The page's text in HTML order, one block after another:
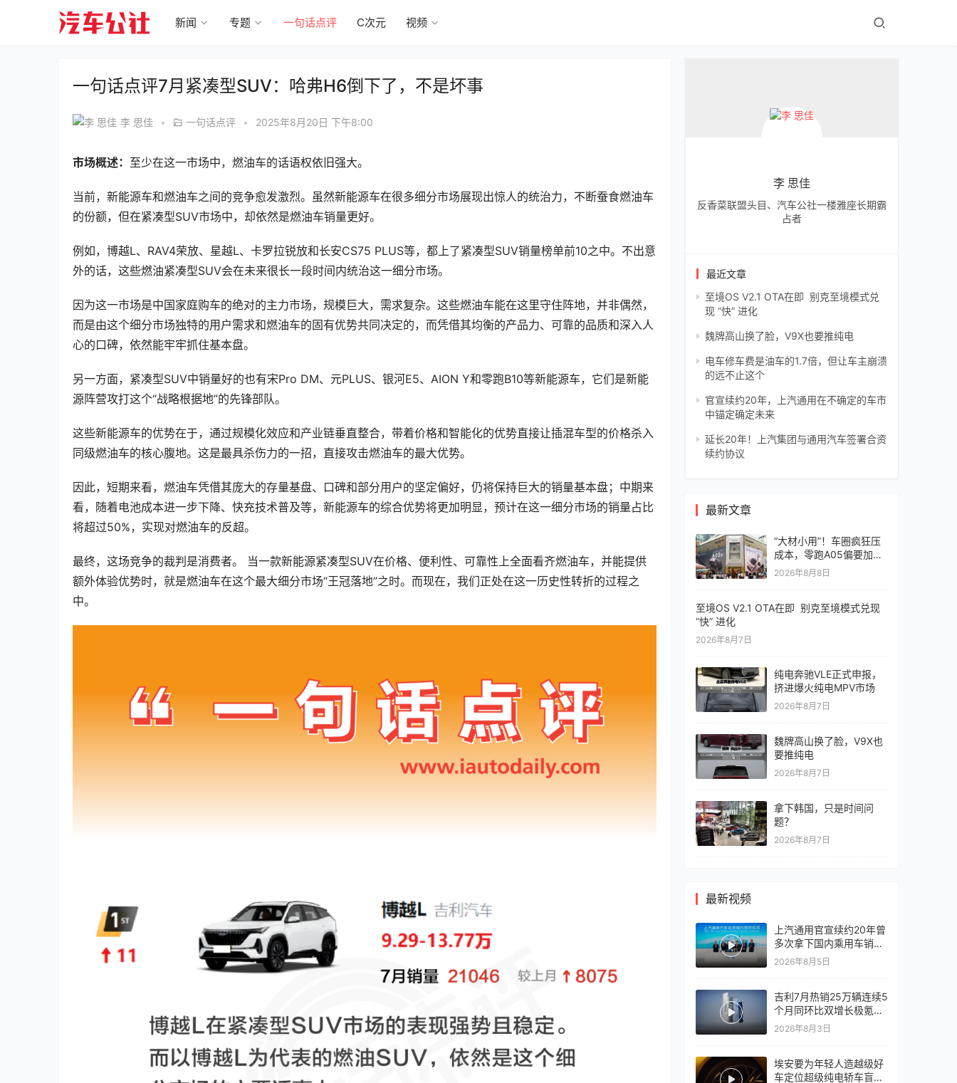
新闻 专题 一句话点评 C次元 视频
一句话点评7月紧凑型SUV：哈弗H6倒下了，不是坏事
李 思佳 • 一句话点评 • 2025年8月20日 下午8:00
市场概述： 至少在这一市场中，燃油车的话语权依旧强大。
当前，新能源车和燃油车之间的竞争愈发激烈。虽然新能源车在很多细分市场展现出惊人的统治力，不断蚕食燃油车
的份额，但在紧凑型SUV市场中，却依然是燃油车销量更好。
例如，博越L、RAV4荣放、星越L、卡罗拉锐放和长安CS75 PLUS等，都上了紧凑型SUV销量榜单前10之中。不出意
外的话，这些燃油紧凑型SUV会在未来很长一段时间内统治这一细分市场。
因为这一市场是中国家庭购车的绝对的主力市场，规模巨大，需求复杂。这些燃油车能在这里守住阵地，并非偶然，
而是由这个细分市场独特的用户需求和燃油车的固有优势共同决定的，而凭借其均衡的产品力、可靠的品质和深入人
心的口碑，依然能牢牢抓住基本盘。
另一方面，紧凑型SUV中销量好的也有宋Pro DM、元PLUS、银河E5、AION Y和零跑B10等新能源车，它们是新能
源阵营攻打这个“战略根据地”的先锋部队。
这些新能源车的优势在于，通过规模化效应和产业链垂直整合，带着价格和智能化的优势直接让插混车型的价格杀入
同级燃油车的核心腹地。这是最具杀伤力的一招，直接攻击燃油车的最大优势。
因此，短期来看，燃油车凭借其庞大的存量基盘、口碑和部分用户的坚定偏好，仍将保持巨大的销量基本盘；中期来
看，随着电池成本进一步下降、快充技术普及等，新能源车的综合优势将更加明显，预计在这一细分市场的销量占比
将超过50%，实现对燃油车的反超。
最终，这场竞争的裁判是消费者。 当一款新能源紧凑型SUV在价格、便利性、可靠性上全面看齐燃油车，并能提供
额外体验优势时，就是燃油车在这个最大细分市场“王冠落地”之时。而现在，我们正处在这一历史性转折的过程之
中。
李 思佳
反香菜联盟头目、汽车公社一楼雅座长期霸
占者
最近文章
至境OS V2.1 OTA在即 别克至境模式兑
现 “快” 进化
魏牌高山换了脸，V9X也要推纯电
电车修车费是油车的1.7倍，但让车主崩溃
的远不止这个
官宣续约20年，上汽通用在不确定的车市
中锚定确定未来
延长20年！上汽集团与通用汽车签署合资
续约协议
最新文章
“大材小用”！车圈疯狂压
成本，零跑A05偏要加价
值
2026年8月8日
至境OS V2.1 OTA在即 别克至境模式兑现
“快” 进化
2026年8月7日
纯电奔驰VLE正式申报，
挤进爆火纯电MPV市场
2026年8月7日
魏牌高山换了脸，V9X也
要推纯电
2026年8月7日
拿下韩国，只是时间问
题？
2026年8月7日
最新视频
上汽通用官宣续约20年曾
多次拿下国内乘用车销冠
竞争激烈，上汽通用有信
2026年8月5日
吉利7月热销25万辆连续5
个月同环比双增长极氪销
量同比翻倍，出口再破10
2026年8月3日
埃安要为年轻人造越级好
车定位超级纯电轿车盲猜